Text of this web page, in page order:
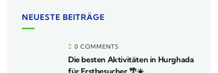
NEUESTE BEITRÄGE
0 COMMENTS
Die besten Aktivitäten in Hurghada
für Erstbesucher 🌴☀️